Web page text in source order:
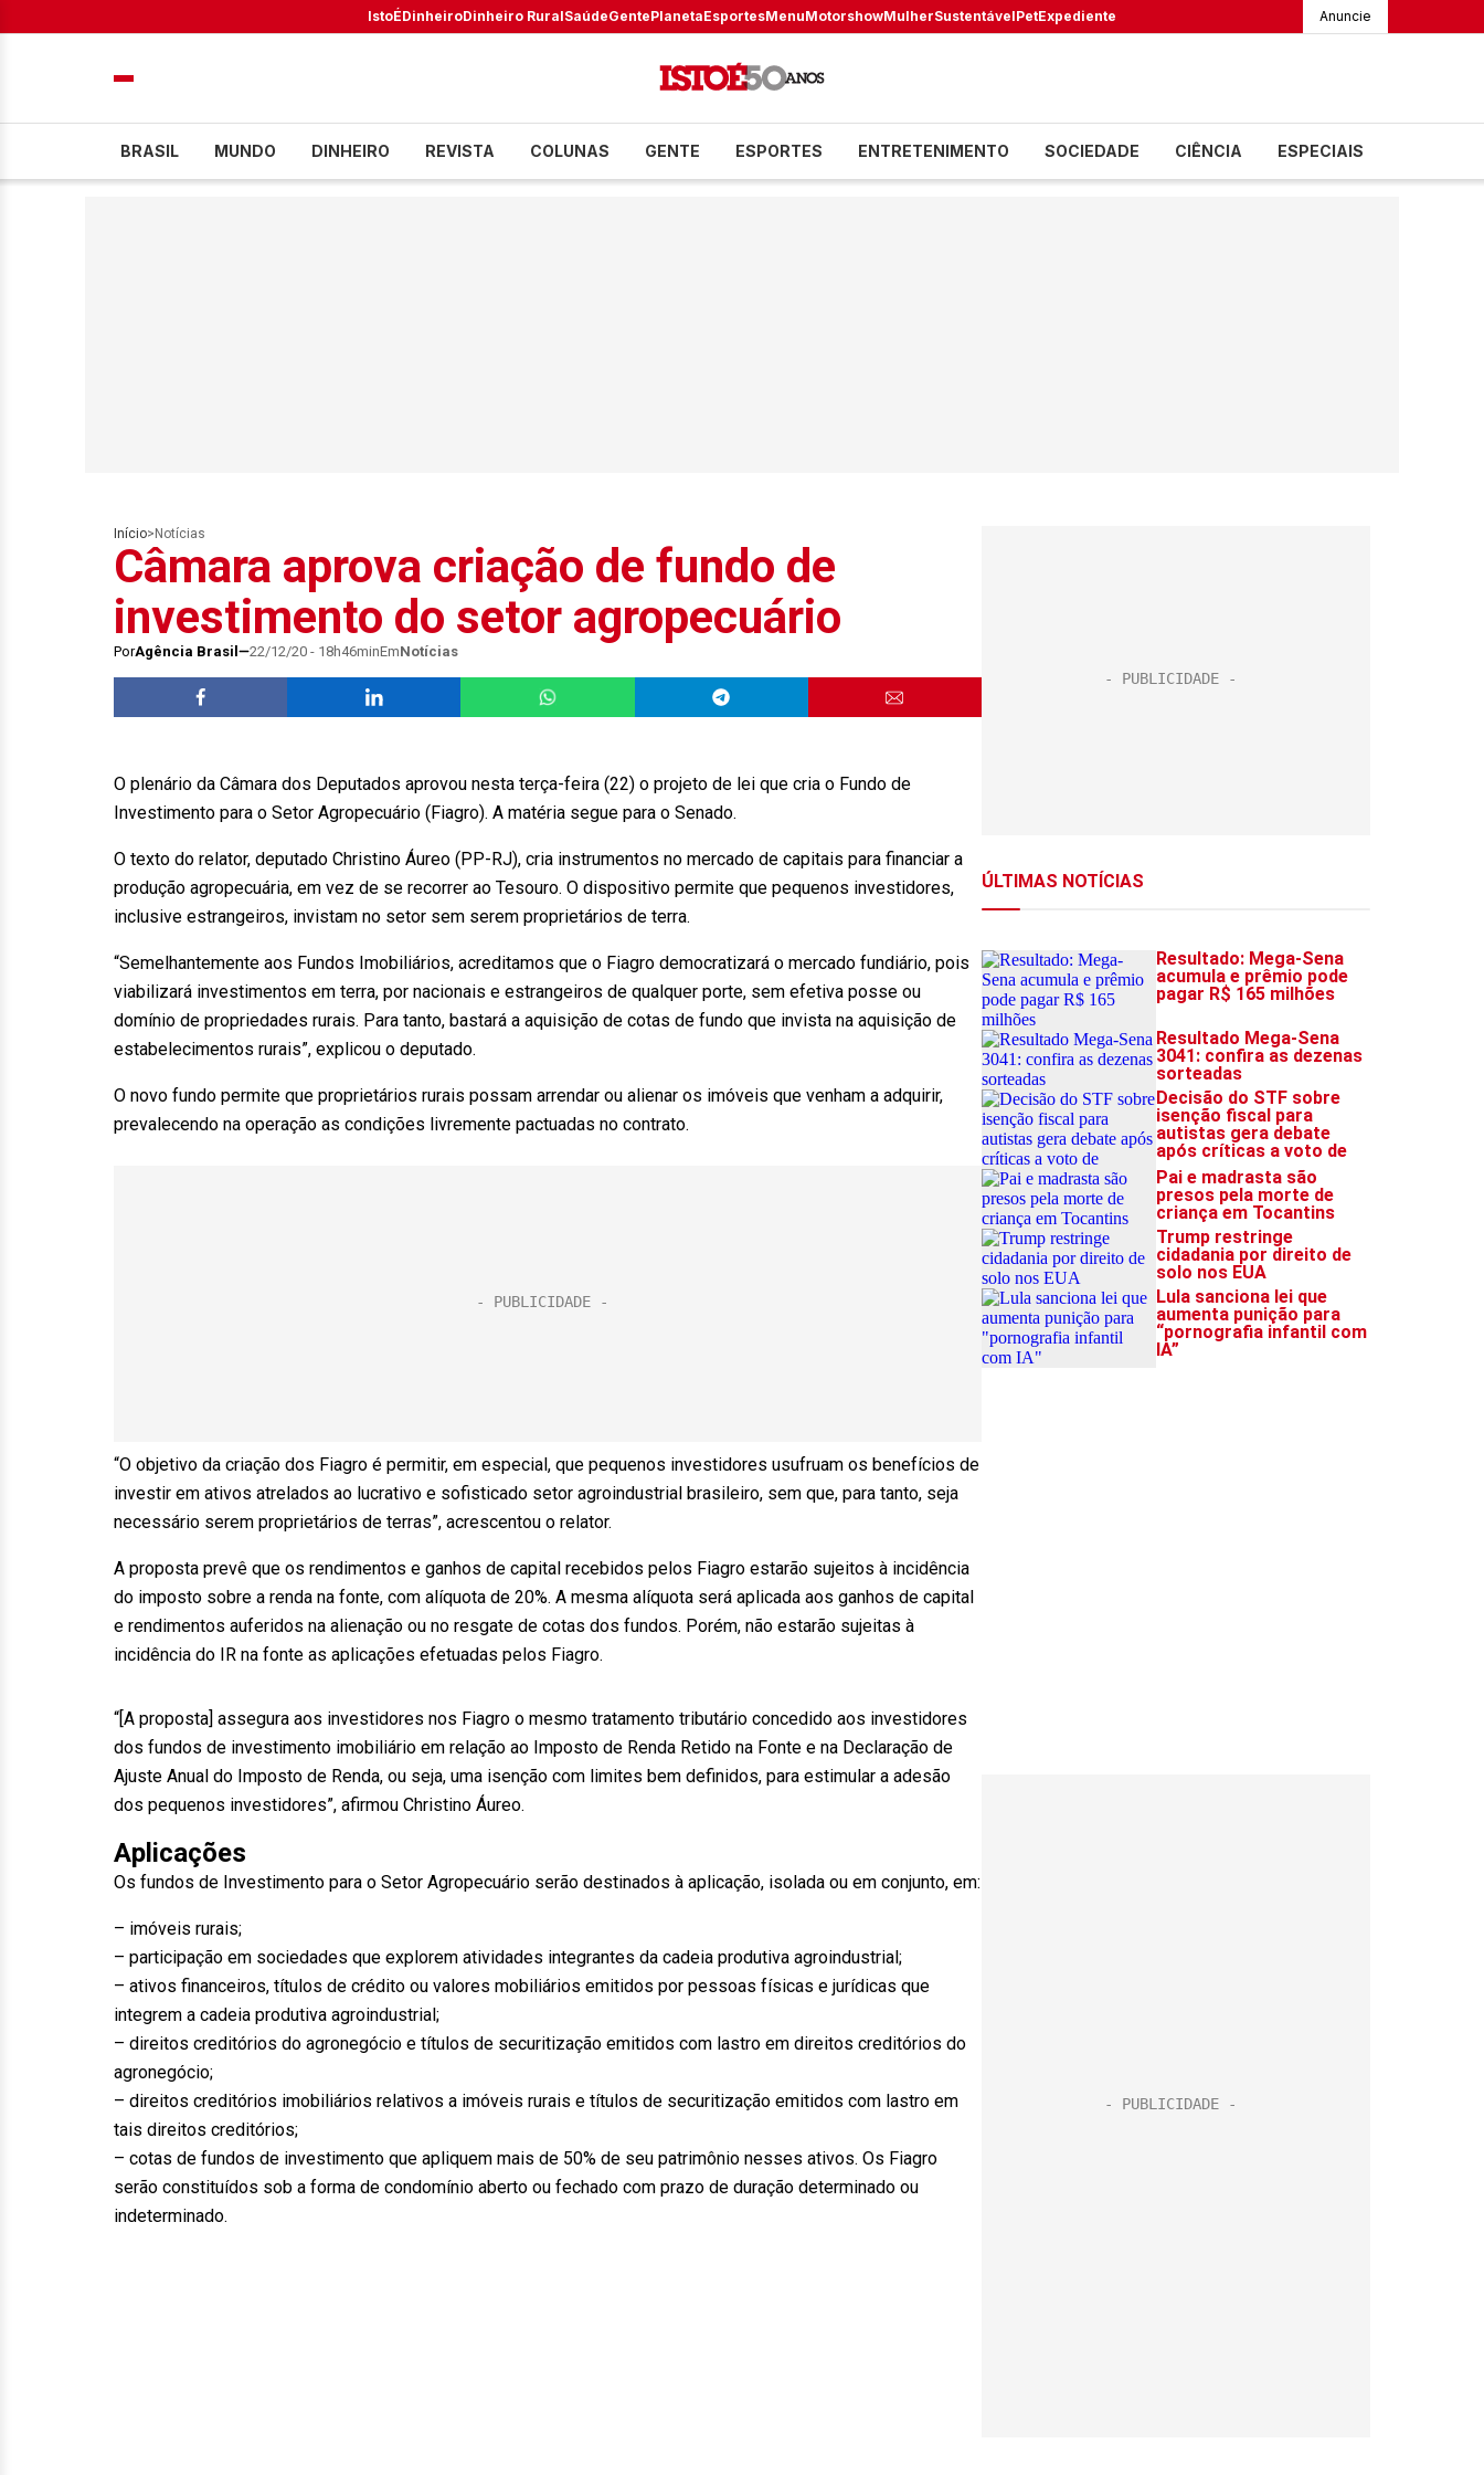
IstoÉDinheiroDinheiro RuralSaúdeGentePlanetaEsportesMenuMotorshowMulherSustentávelPetExpediente Anuncie
BRASIL MUNDO DINHEIRO REVISTA COLUNAS GENTE ESPORTES ENTRETENIMENTO SOCIEDADE CIÊNCIA ESPECIAIS
Início> Notícias
Câmara aprova criação de fundo de
investimento do setor agropecuário
PorAgência Brasil 22/12/20 - 18h46minEmNotícias
O plenário da Câmara dos Deputados aprovou nesta terça-feira (22) o projeto de lei que cria o Fundo de
Investimento para o Setor Agropecuário (Fiagro). A matéria segue para o Senado.
O texto do relator, deputado Christino Áureo (PP-RJ), cria instrumentos no mercado de capitais para financiar a
produção agropecuária, em vez de se recorrer ao Tesouro. O dispositivo permite que pequenos investidores,
inclusive estrangeiros, invistam no setor sem serem proprietários de terra.
“Semelhantemente aos Fundos Imobiliários, acreditamos que o Fiagro democratizará o mercado fundiário, pois
viabilizará investimentos em terra, por nacionais e estrangeiros de qualquer porte, sem efetiva posse ou
domínio de propriedades rurais. Para tanto, bastará a aquisição de cotas de fundo que invista na aquisição de
estabelecimentos rurais”, explicou o deputado.
O novo fundo permite que proprietários rurais possam arrendar ou alienar os imóveis que venham a adquirir,
prevalecendo na operação as condições livremente pactuadas no contrato.
“O objetivo da criação dos Fiagro é permitir, em especial, que pequenos investidores usufruam os benefícios de
investir em ativos atrelados ao lucrativo e sofisticado setor agroindustrial brasileiro, sem que, para tanto, seja
necessário serem proprietários de terras”, acrescentou o relator.
A proposta prevê que os rendimentos e ganhos de capital recebidos pelos Fiagro estarão sujeitos à incidência
do imposto sobre a renda na fonte, com alíquota de 20%. A mesma alíquota será aplicada aos ganhos de capital
e rendimentos auferidos na alienação ou no resgate de cotas dos fundos. Porém, não estarão sujeitas à
incidência do IR na fonte as aplicações efetuadas pelos Fiagro.
“[A proposta] assegura aos investidores nos Fiagro o mesmo tratamento tributário concedido aos investidores
dos fundos de investimento imobiliário em relação ao Imposto de Renda Retido na Fonte e na Declaração de
Ajuste Anual do Imposto de Renda, ou seja, uma isenção com limites bem definidos, para estimular a adesão
dos pequenos investidores”, afirmou Christino Áureo.
Aplicações
Os fundos de Investimento para o Setor Agropecuário serão destinados à aplicação, isolada ou em conjunto, em:
– imóveis rurais;
– participação em sociedades que explorem atividades integrantes da cadeia produtiva agroindustrial;
– ativos financeiros, títulos de crédito ou valores mobiliários emitidos por pessoas físicas e jurídicas que
integrem a cadeia produtiva agroindustrial;
– direitos creditórios do agronegócio e títulos de securitização emitidos com lastro em direitos creditórios do
agronegócio;
– direitos creditórios imobiliários relativos a imóveis rurais e títulos de securitização emitidos com lastro em
tais direitos creditórios;
– cotas de fundos de investimento que apliquem mais de 50% de seu patrimônio nesses ativos. Os Fiagro
serão constituídos sob a forma de condomínio aberto ou fechado com prazo de duração determinado ou
indeterminado.